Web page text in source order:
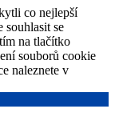
co nejlepší
souhlasit se
na tlačítko
souborů cookie
naleznete v